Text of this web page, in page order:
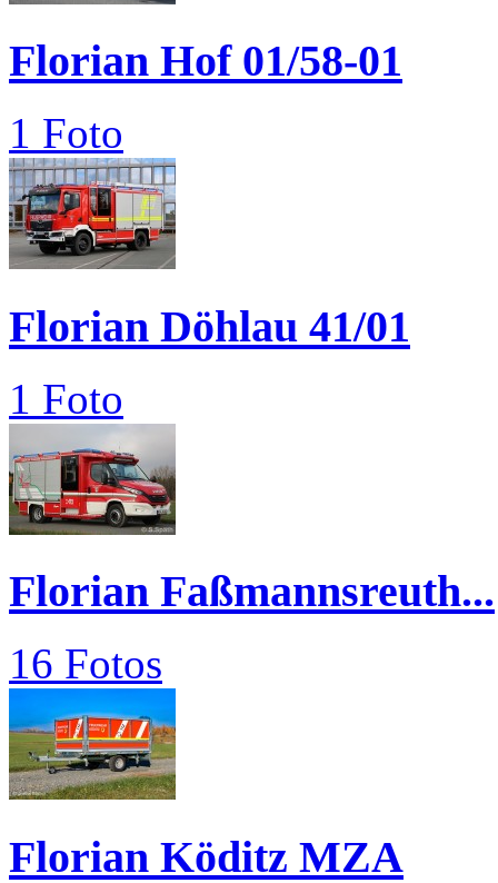
Florian Hof 01/58-01
1 Foto
Florian Döhlau 41/01
1 Foto
Florian Faßmannsreuth...
16 Fotos
Florian Köditz MZA